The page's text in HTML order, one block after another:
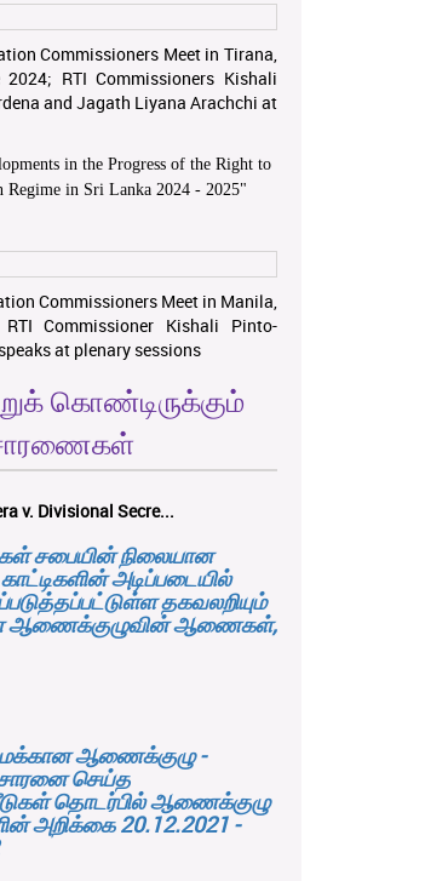
Commissioners Meet in Tirana,
RTI Commissioners Kishali
and Jagath Liyana Arachchi at
in the Progress of the Right to
Regime in Sri Lanka 2024 - 2025"
Commissioners Meet in Manila,
Commissioner Kishali Pinto-
at plenary sessions
கொண்டிருக்கும்
v. Divisional Secre...
சபையின் நிலையான
காட்டிகளின் அடிப்படையில்
தகவலறியும்
ஆணைக்குழுவின் ஆணைகள்,
ஆணைக்குழு -
செய்த
தொடர்பில் ஆணைக்குழு
அறிக்கை 20.12.2021 -